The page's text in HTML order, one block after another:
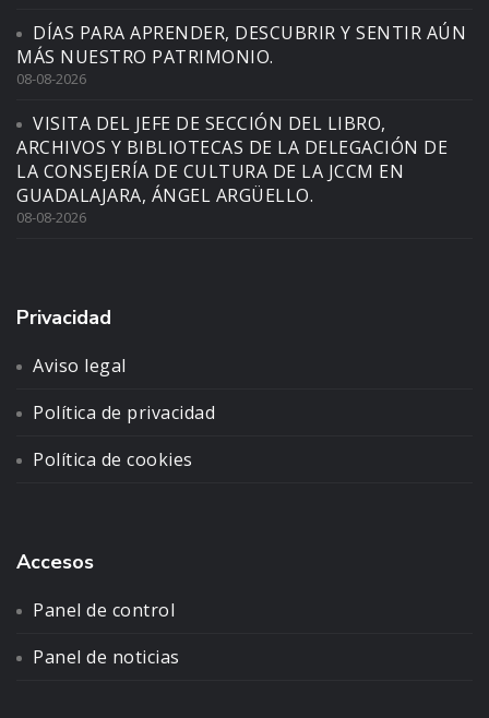
DÍAS PARA APRENDER, DESCUBRIR Y SENTIR AÚN
MÁS NUESTRO PATRIMONIO.
08-08-2026
VISITA DEL JEFE DE SECCIÓN DEL LIBRO,
ARCHIVOS Y BIBLIOTECAS DE LA DELEGACIÓN DE
LA CONSEJERÍA DE CULTURA DE LA JCCM EN
GUADALAJARA, ÁNGEL ARGÜELLO.
08-08-2026
Privacidad
Aviso legal
Política de privacidad
Política de cookies
Accesos
Panel de control
Panel de noticias